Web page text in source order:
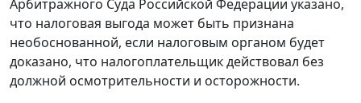
Арбитражного Суда Российской Федерации указано,
что налоговая выгода может быть признана
необоснованной, если налоговым органом будет
доказано, что налогоплательщик действовал без
должной осмотрительности и осторожности.